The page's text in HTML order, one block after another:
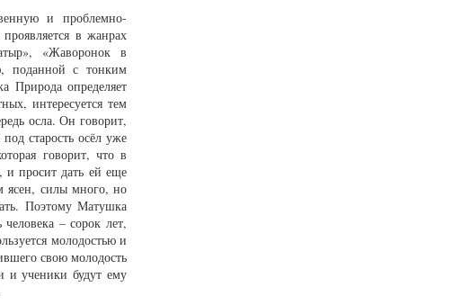
и проблемно-
в жанрах
«Жаворонок в
поданной с тонким
Природа определяет
интересуется тем
осла. Он говорит,
старость осёл уже
говорит, что в
и просит дать ей еще
ясен, силы много, но
Поэтому Матушка
– сорок лет,
молодостью и
свою молодость
и ученики будут ему